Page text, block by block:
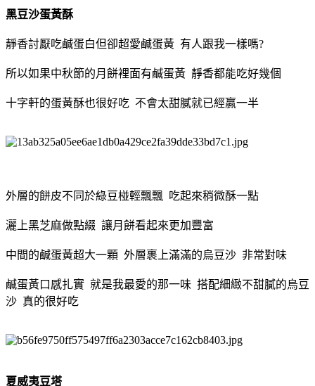
黑豆沙蛋黃酥
靜香討厭吃鹹蛋白但卻超愛鹹蛋黃 有人跟我一樣嗎?
所以如果中秋節的月餅裡面有鹹蛋黃 靜香都能吃好幾個
十字軒的蛋黃酥也很好吃 不會太甜膩就已經贏一半
外層的餅皮不同於綠豆椪輕飄飄 吃起來稍微酥一點
灑上黑芝麻做點綴 讓月餅看起來更加豐富
中間的鹹蛋黃超大一顆 外層裹上滿滿的烏豆沙 非常對味
鹹蛋黃口感扎實 就是我最愛的那一味 搭配細緻不甜膩的烏豆
沙 真的很好吃
夏威夷豆塔